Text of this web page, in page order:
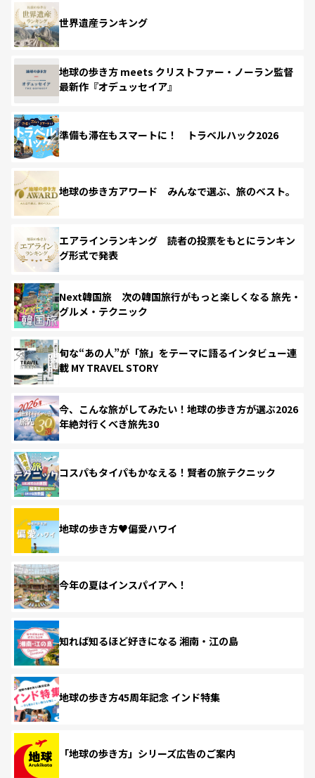
世界遺産ランキング
地球の歩き方 meets クリストファー・ノーラン監督
最新作『オデュッセイア』
準備も滞在もスマートに！ トラベルハック2026
地球の歩き方アワード みんなで選ぶ、旅のベスト。
エアラインランキング 読者の投票をもとにランキン
グ形式で発表
Next韓国旅 次の韓国旅行がもっと楽しくなる 旅先・
グルメ・テクニック
旬な“あの人”が「旅」をテーマに語るインタビュー連
載 MY TRAVEL STORY
今、こんな旅がしてみたい！地球の歩き方が選ぶ2026
年絶対行くべき旅先30
コスパもタイパもかなえる！賢者の旅テクニック
地球の歩き方♥偏愛ハワイ
今年の夏はインスパイアへ！
知れば知るほど好きになる 湘南・江の島
地球の歩き方45周年記念 インド特集
「地球の歩き方」シリーズ広告のご案内